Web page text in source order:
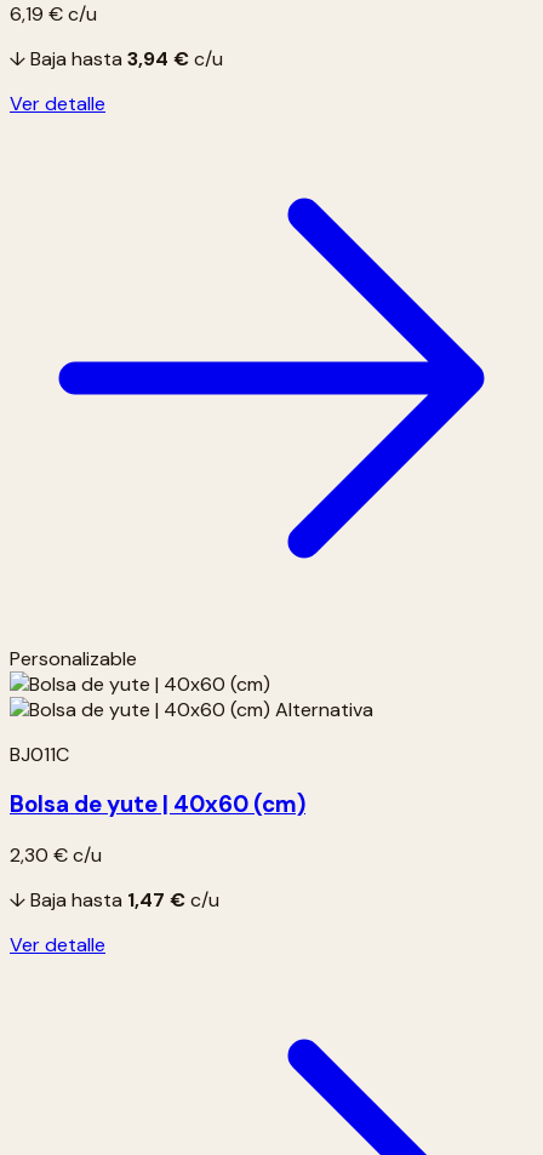
6,19 €c/u
↓ Baja hasta 3,94 €c/u
Ver detalle
Personalizable
BJ011C
Bolsa de yute | 40x60 (cm)
2,30 €c/u
↓ Baja hasta 1,47 €c/u
Ver detalle